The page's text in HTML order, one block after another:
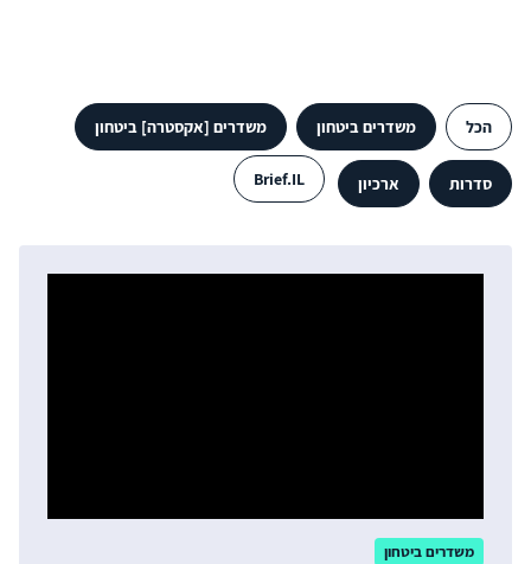
הכל משדרים ביטחון משדרים [אקסטרה] ביטחון
סדרות ארכיון Brief.IL
משדרים ביטחון